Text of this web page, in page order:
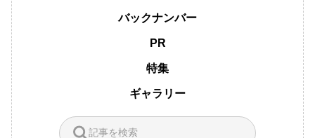
バックナンバー
PR
特集
ギャラリー